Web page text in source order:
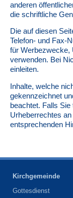
anderen
die schriftliche
Die auf diesen
Telefon- und Fax-
für Werbezwecke,
verwenden. Bei
einleiten.
Inhalte, welche
gekennzeichnet
beachtet. Falls
Urheberrechtes
entsprechenden
Kirchgemeinde
Gottesdienst